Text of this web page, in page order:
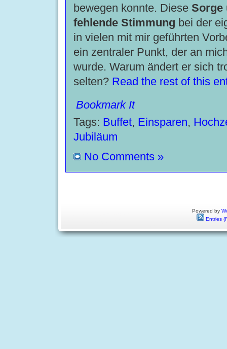
bewegen konnte. Diese Sorge
fehlende Stimmung bei der
in vielen mit mir geführten
ein zentraler Punkt, der an
wurde. Warum ändert er sich
selten? Read the rest of this
Bookmark It
Tags: Buffet, Einsparen,
Jubiläum
No Comments »
Powered by
Entries